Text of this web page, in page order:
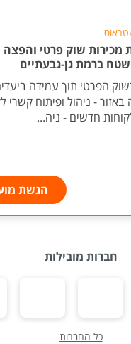
מכירות שוק פרטי
ברמת גן-גבעתיים
הפרטי תוך עמידה
- ניהול ופיתוח קשרי
חדשים - ניה...
הגשת
חברות מובילות
כל החברות